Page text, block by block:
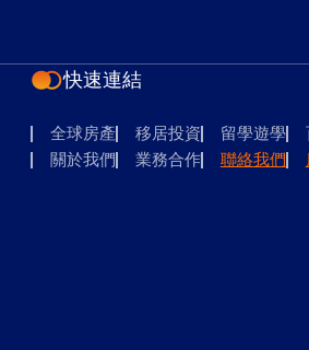
快速連結
全球房產 移居投資 留學遊學
關於我們
業務合作 聯絡我們